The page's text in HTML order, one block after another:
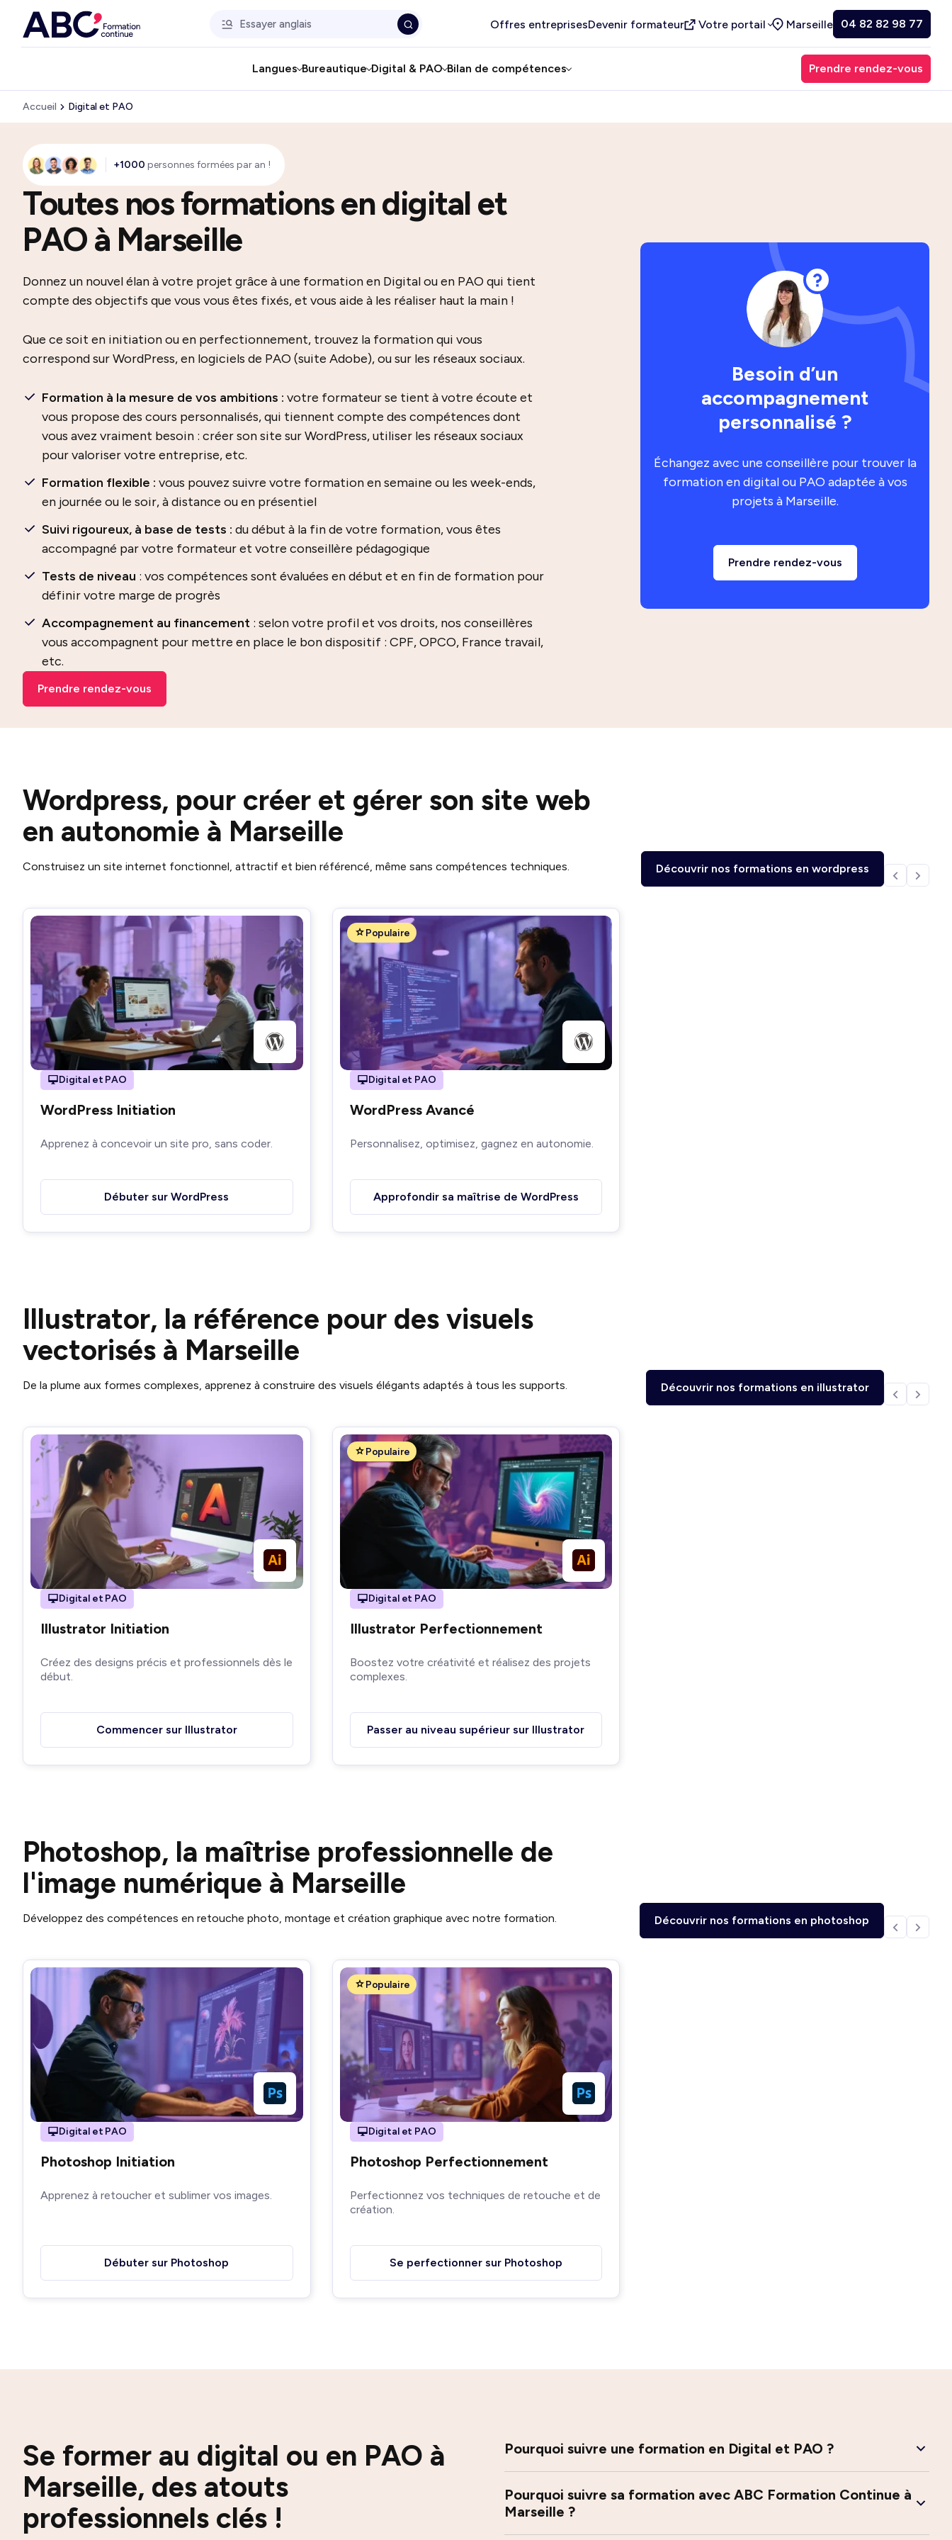
Offres entreprisesDevenir formateur Votre portail Marseille 04 82 82 98 77
Langues Bureautique Digital & PAO Bilan de compétences Prendre rendez-vous
Accueil Digital et PAO
+1000 personnes formées par an !
Toutes nos formations en digital et
PAO à Marseille
Donnez un nouvel élan à votre projet grâce à une formation en Digital ou en PAO qui tient
compte des objectifs que vous vous êtes fixés, et vous aide à les réaliser haut la main !
Que ce soit en initiation ou en perfectionnement, trouvez la formation qui vous
correspond sur WordPress, en logiciels de PAO (suite Adobe), ou sur les réseaux sociaux.
Formation à la mesure de vos ambitions : votre formateur se tient à votre écoute et
vous propose des cours personnalisés, qui tiennent compte des compétences dont
vous avez vraiment besoin : créer son site sur WordPress, utiliser les réseaux sociaux
pour valoriser votre entreprise, etc.
Formation flexible : vous pouvez suivre votre formation en semaine ou les week-ends,
en journée ou le soir, à distance ou en présentiel
Suivi rigoureux, à base de tests : du début à la fin de votre formation, vous êtes
accompagné par votre formateur et votre conseillère pédagogique
Tests de niveau : vos compétences sont évaluées en début et en fin de formation pour
définir votre marge de progrès
Accompagnement au financement : selon votre profil et vos droits, nos conseillères
vous accompagnent pour mettre en place le bon dispositif : CPF, OPCO, France travail,
etc.
Prendre rendez-vous
Besoin d’un
accompagnement
personnalisé ?
Échangez avec une conseillère pour trouver la
formation en digital ou PAO adaptée à vos
projets à Marseille.
Prendre rendez-vous
Wordpress, pour créer et gérer son site web
en autonomie à Marseille
Construisez un site internet fonctionnel, attractif et bien référencé, même sans compétences techniques. Découvrir nos formations en wordpress
Digital et PAO
WordPress Initiation
Apprenez à concevoir un site pro, sans coder.
Débuter sur WordPress
Populaire
Digital et PAO
WordPress Avancé
Personnalisez, optimisez, gagnez en autonomie.
Approfondir sa maîtrise de WordPress
Illustrator, la référence pour des visuels
vectorisés à Marseille
De la plume aux formes complexes, apprenez à construire des visuels élégants adaptés à tous les supports. Découvrir nos formations en illustrator
Digital et PAO
Illustrator Initiation
Créez des designs précis et professionnels dès le
début.
Commencer sur Illustrator
Populaire
Digital et PAO
Illustrator Perfectionnement
Boostez votre créativité et réalisez des projets
complexes.
Passer au niveau supérieur sur Illustrator
Photoshop, la maîtrise professionnelle de
l'image numérique à Marseille
Développez des compétences en retouche photo, montage et création graphique avec notre formation. Découvrir nos formations en photoshop
Digital et PAO
Photoshop Initiation
Apprenez à retoucher et sublimer vos images.
Débuter sur Photoshop
Populaire
Digital et PAO
Photoshop Perfectionnement
Perfectionnez vos techniques de retouche et de
création.
Se perfectionner sur Photoshop
Se former au digital ou en PAO à
Marseille, des atouts
professionnels clés !
Pourquoi suivre une formation en Digital et PAO ?
Pourquoi suivre sa formation avec ABC Formation Continue à
Marseille ?